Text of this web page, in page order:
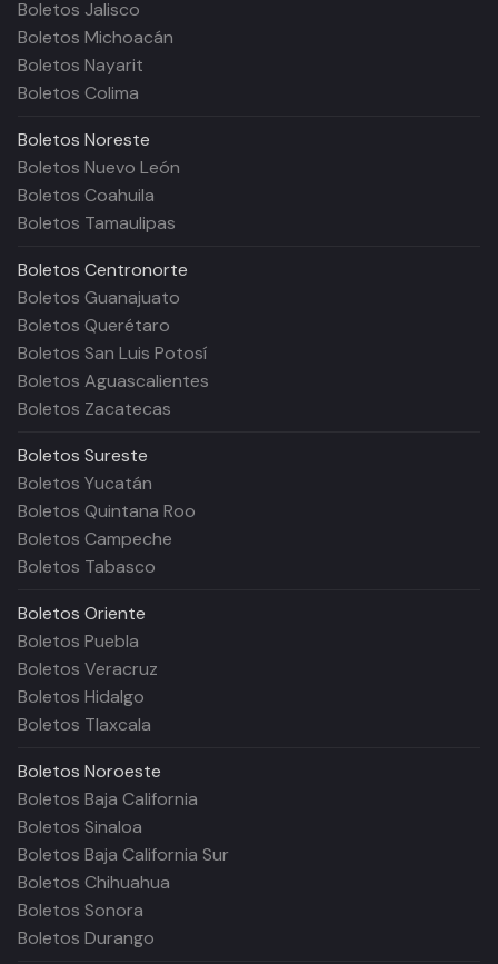
Boletos Jalisco
Boletos Michoacán
Boletos Nayarit
Boletos Colima
Boletos Noreste
Boletos Nuevo León
Boletos Coahuila
Boletos Tamaulipas
Boletos Centronorte
Boletos Guanajuato
Boletos Querétaro
Boletos San Luis Potosí
Boletos Aguascalientes
Boletos Zacatecas
Boletos Sureste
Boletos Yucatán
Boletos Quintana Roo
Boletos Campeche
Boletos Tabasco
Boletos Oriente
Boletos Puebla
Boletos Veracruz
Boletos Hidalgo
Boletos Tlaxcala
Boletos Noroeste
Boletos Baja California
Boletos Sinaloa
Boletos Baja California Sur
Boletos Chihuahua
Boletos Sonora
Boletos Durango